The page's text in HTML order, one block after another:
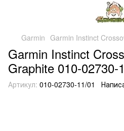
Garmin Garmin Instinct
Garmin Instinct
Graphite 010-02730-
Артикул: 010-02730-11/01